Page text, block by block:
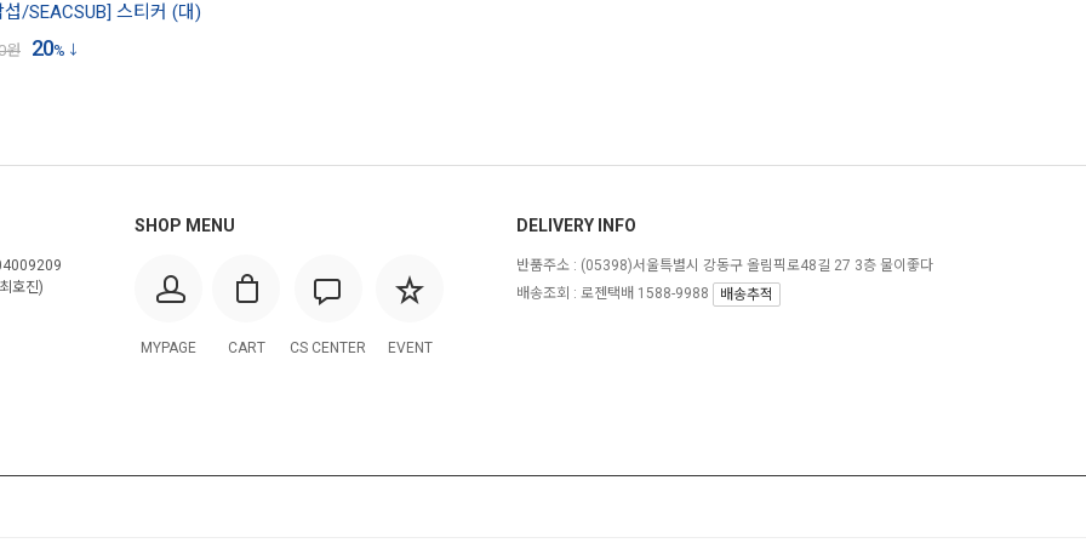
섭/SEACSUB] 스티커 (대)
원 20%
호진)
SHOP MENU
MYPAGE CART CS CENTER EVENT
DELIVERY INFO
반품주소 : (05398)서울특별시 강동구 올림픽로48길 27 3층 물이좋다
배송조회 : 로젠택배 1588-9988
배송추적